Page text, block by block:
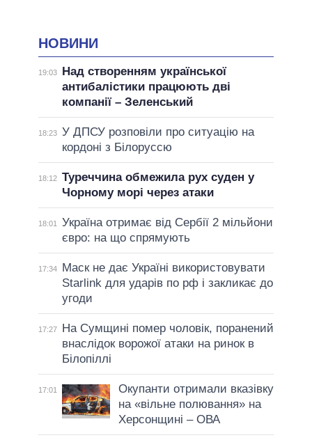
НОВИНИ
19:03
Над створенням української
антибалістики працюють дві
компанії – Зеленський
18:23 У ДПСУ розповіли про ситуацію на
кордоні з Білоруссю
18:12 Туреччина обмежила рух суден у
Чорному морі через атаки
18:01
Україна отримає від Сербії 2 мільйони
євро: на що спрямують
17:34
Маск не дає Україні використовувати
Starlink для ударів по рф і закликає до
угоди
17:27
На Сумщині помер чоловік, поранений
внаслідок ворожої атаки на ринок в
Білопіллі
17:01
Окупанти отримали вказівку
на «вільне полювання» на
Херсонщині – ОВА